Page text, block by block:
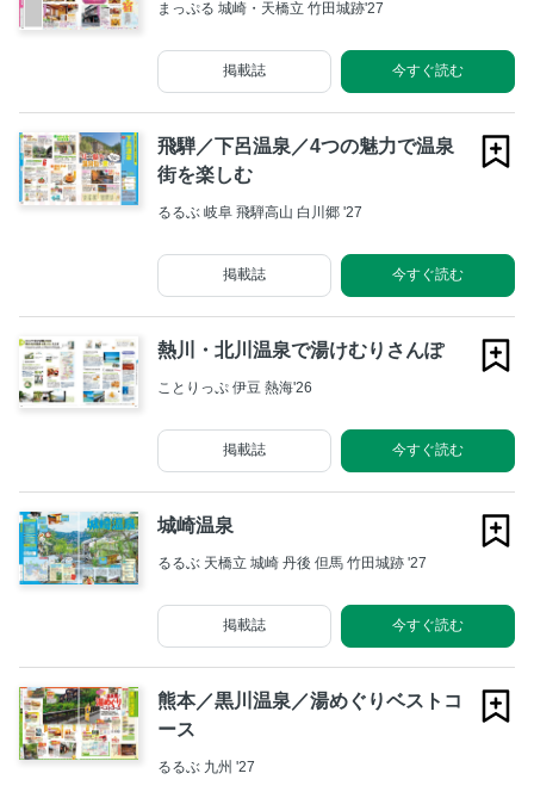
まっぷる 城崎・天橋立 竹田城跡'27
今すぐ読む
掲載誌
飛騨／下呂温泉／4つの魅力で温泉
街を楽しむ
るるぶ 岐阜 飛騨高山 白川郷 '27
今すぐ読む
掲載誌
熱川・北川温泉で湯けむりさんぽ
ことりっぷ 伊豆 熱海'26
今すぐ読む
掲載誌
城崎温泉
るるぶ 天橋立 城崎 丹後 但馬 竹田城跡 '27
今すぐ読む
掲載誌
熊本／黒川温泉／湯めぐりベストコ
ース
るるぶ 九州 '27